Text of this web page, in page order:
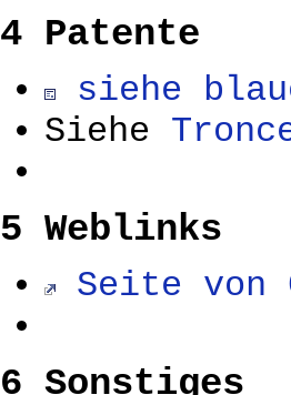
4 Patente
siehe
Siehe
5 Weblinks
Seite von
6 Sonstiges